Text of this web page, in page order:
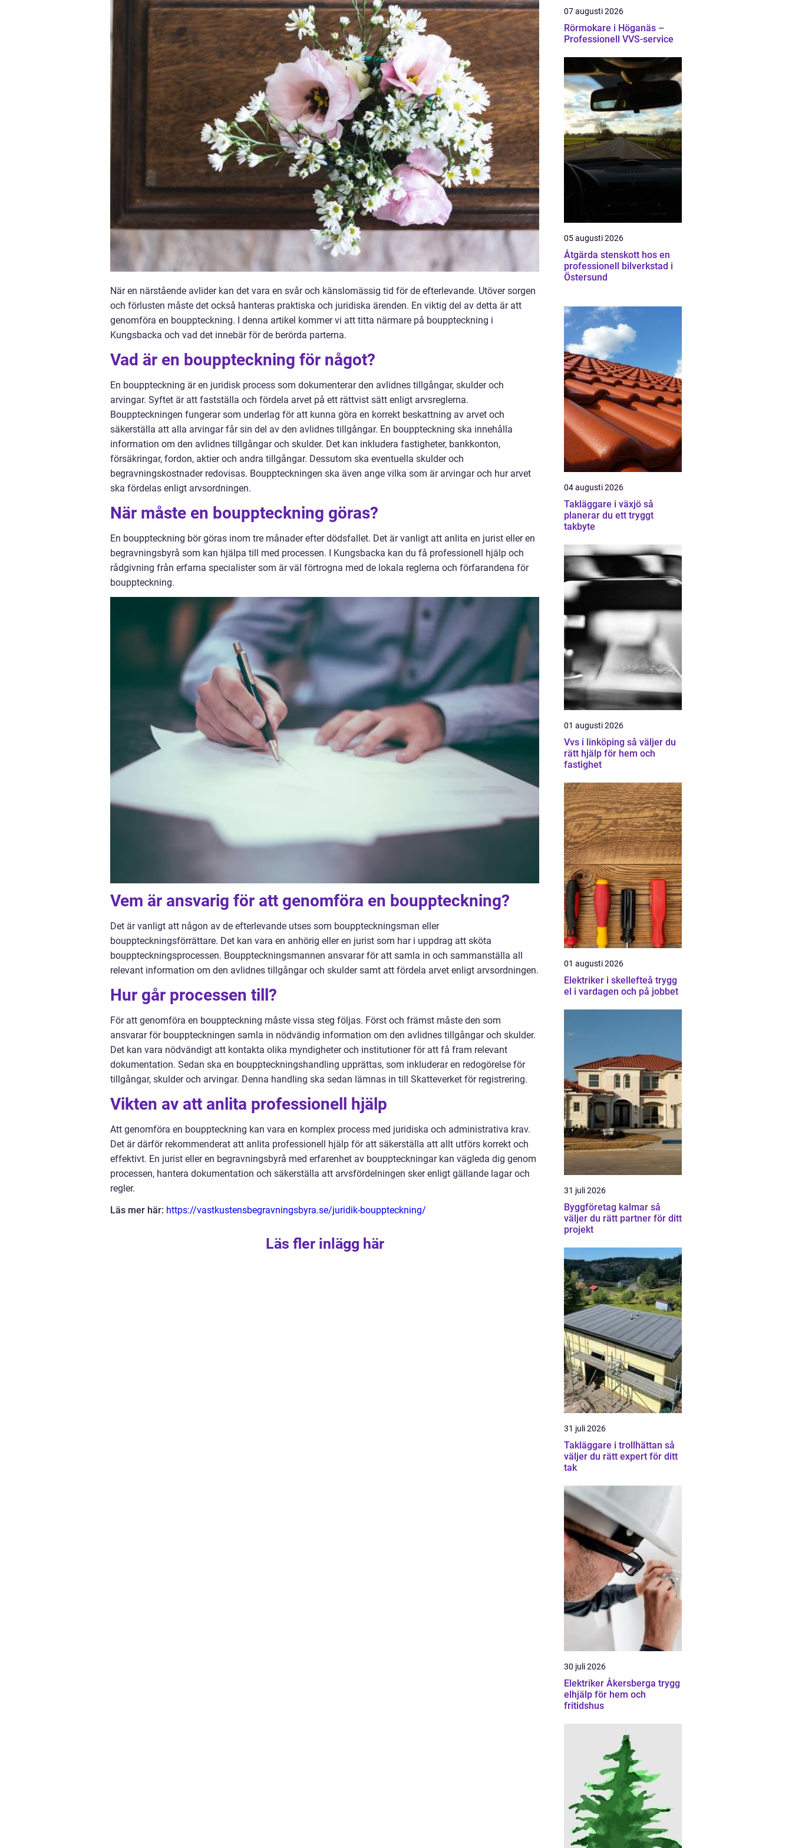
När en närstående avlider kan det vara en svår och känslomässig tid för de efterlevande. Utöver sorgen
och förlusten måste det också hanteras praktiska och juridiska ärenden. En viktig del av detta är att
genomföra en bouppteckning. I denna artikel kommer vi att titta närmare på bouppteckning i
Kungsbacka och vad det innebär för de berörda parterna.
Vad är en bouppteckning för något?
En bouppteckning är en juridisk process som dokumenterar den avlidnes tillgångar, skulder och
arvingar. Syftet är att fastställa och fördela arvet på ett rättvist sätt enligt arvsreglerna.
Bouppteckningen fungerar som underlag för att kunna göra en korrekt beskattning av arvet och
säkerställa att alla arvingar får sin del av den avlidnes tillgångar. En bouppteckning ska innehålla
information om den avlidnes tillgångar och skulder. Det kan inkludera fastigheter, bankkonton,
försäkringar, fordon, aktier och andra tillgångar. Dessutom ska eventuella skulder och
begravningskostnader redovisas. Bouppteckningen ska även ange vilka som är arvingar och hur arvet
ska fördelas enligt arvsordningen.
När måste en bouppteckning göras?
En bouppteckning bör göras inom tre månader efter dödsfallet. Det är vanligt att anlita en jurist eller en
begravningsbyrå som kan hjälpa till med processen. I Kungsbacka kan du få professionell hjälp och
rådgivning från erfarna specialister som är väl förtrogna med de lokala reglerna och förfarandena för
bouppteckning.
Vem är ansvarig för att genomföra en bouppteckning?
Det är vanligt att någon av de efterlevande utses som bouppteckningsman eller
bouppteckningsförrättare. Det kan vara en anhörig eller en jurist som har i uppdrag att sköta
bouppteckningsprocessen. Bouppteckningsmannen ansvarar för att samla in och sammanställa all
relevant information om den avlidnes tillgångar och skulder samt att fördela arvet enligt arvsordningen.
Hur går processen till?
För att genomföra en bouppteckning måste vissa steg följas. Först och främst måste den som
ansvarar för bouppteckningen samla in nödvändig information om den avlidnes tillgångar och skulder.
Det kan vara nödvändigt att kontakta olika myndigheter och institutioner för att få fram relevant
dokumentation. Sedan ska en bouppteckningshandling upprättas, som inkluderar en redogörelse för
tillgångar, skulder och arvingar. Denna handling ska sedan lämnas in till Skatteverket för registrering.
Vikten av att anlita professionell hjälp
Att genomföra en bouppteckning kan vara en komplex process med juridiska och administrativa krav.
Det är därför rekommenderat att anlita professionell hjälp för att säkerställa att allt utförs korrekt och
effektivt. En jurist eller en begravningsbyrå med erfarenhet av bouppteckningar kan vägleda dig genom
processen, hantera dokumentation och säkerställa att arvsfördelningen sker enligt gällande lagar och
regler.
Läs mer här: https://vastkustensbegravningsbyra.se/juridik-bouppteckning/
Läs fler inlägg här
07 augusti 2026
Rörmokare i Höganäs –
Professionell VVS-service
05 augusti 2026
Åtgärda stenskott hos en
professionell bilverkstad i
Östersund
04 augusti 2026
Takläggare i växjö så
planerar du ett tryggt
takbyte
01 augusti 2026
Vvs i linköping så väljer du
rätt hjälp för hem och
fastighet
01 augusti 2026
Elektriker i skellefteå trygg
el i vardagen och på jobbet
31 juli 2026
Byggföretag kalmar så
väljer du rätt partner för ditt
projekt
31 juli 2026
Takläggare i trollhättan så
väljer du rätt expert för ditt
tak
30 juli 2026
Elektriker Åkersberga trygg
elhjälp för hem och
fritidshus